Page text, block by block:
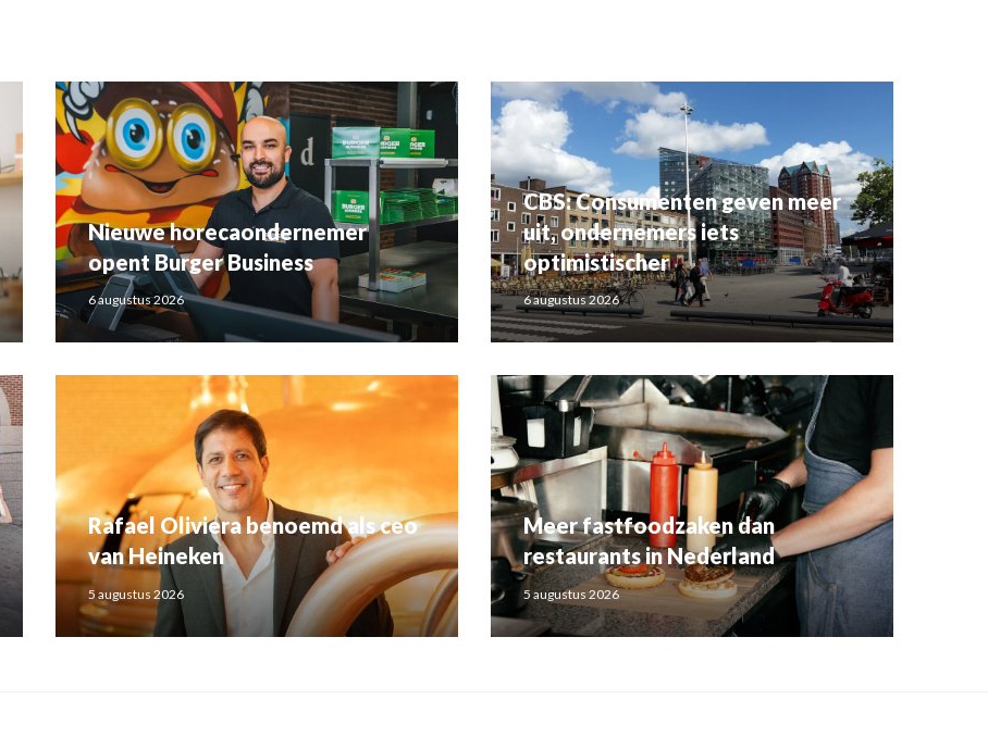
Nieuwe horecaondernemer
opent Burger Business
6 augustus 2026
CBS: Consumenten geven meer
uit, ondernemers iets
optimistischer
6 augustus 2026
Rafael Oliviera benoemd als ceo
van Heineken
5 augustus 2026
Meer fastfoodzaken dan
restaurants in Nederland
5 augustus 2026